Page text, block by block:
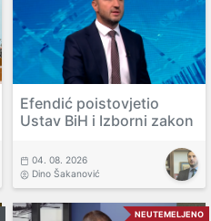
Efendić poistovjetio
Ustav BiH i Izborni zakon
04. 08. 2026
Dino Šakanović
NEUTEMELJENO